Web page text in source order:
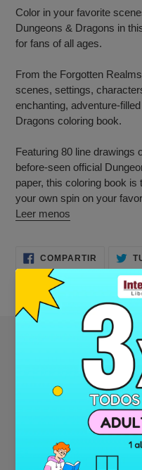
Color in your favorite
Dungeons & Dragons in
for fans of all ages.
From the Forgotten
scenes, settings,
enchanting, adventure-
Dragons coloring book.
Featuring 80 line drawings
before-seen official
paper, this coloring book
your own spin on your
Leer menos
COMPARTIR
Nuestras sucursales y
Las Ramblas, Santa
a.m. a 8:00 p.m.
Sábado de 9:00 a.m. a
a.m. a 8:00 p.m.
Galerias: Lunes a
sábado y domindo de